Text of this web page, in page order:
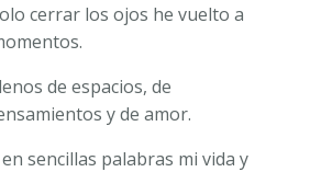
cerrar los ojos he vuelto a
de espacios, de
y de amor.
sencillas palabras mi vida y